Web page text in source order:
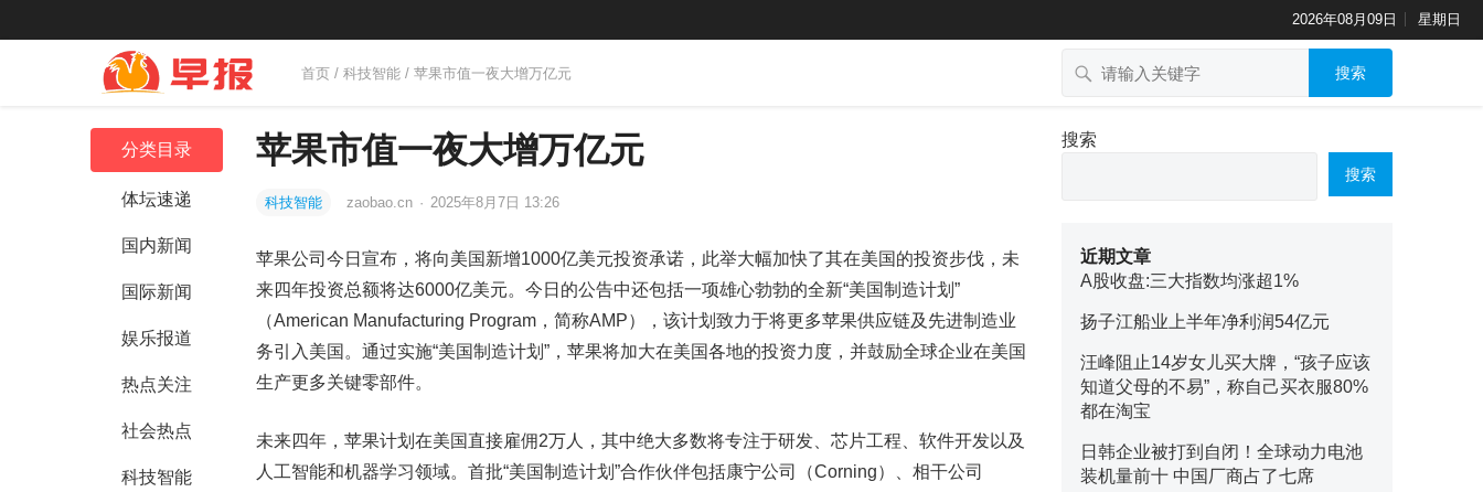
2026年08月09日 星期日
首页 / 科技智能 / 苹果市值一夜大增万亿元 搜索
分类目录
体坛速递
国内新闻
国际新闻
娱乐报道
热点关注
社会热点
科技智能
苹果市值一夜大增万亿元
科技智能 zaobao.cn · 2025年8月7日 13:26
苹果公司今日宣布，将向美国新增1000亿美元投资承诺，此举大幅加快了其在美国的投资步伐，未
来四年投资总额将达6000亿美元。今日的公告中还包括一项雄心勃勃的全新“美国制造计划 ”
（American Manufacturing Program，简称AMP），该计划致力于将更多苹果供应链及先进制造业
务引入美国。通过实施“美国制造计划”，苹果将加大在美国各地的投资力度，并鼓励全球企业在美国
生产更多关键零部件。
未来四年，苹果计划在美国直接雇佣2万人，其中绝大多数将专注于研发、芯片工程、软件开发以及
人工智能和机器学习领域。首批“美国制造计划”合作伙伴包括康宁公司（Corning）、相干公司
搜索
搜索
近期文章
A股收盘:三大指数均涨超1%
扬子江船业上半年净利润54亿元
汪峰阻止14岁女儿买大牌，“孩子应该
知道父母的不易”，称自己买衣服80%
都在淘宝
日韩企业被打到自闭！全球动力电池
装机量前十 中国厂商占了七席